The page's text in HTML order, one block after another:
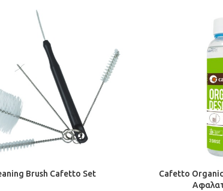
Brush Cafetto Set
Cafetto